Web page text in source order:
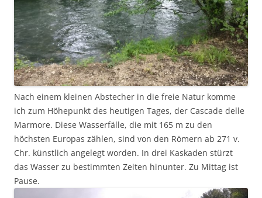
Nach einem kleinen Abstecher in die freie Natur komme
ich zum Höhepunkt des heutigen Tages, der Cascade delle
Marmore. Diese Wasserfälle, die mit 165 m zu den
höchsten Europas zählen, sind von den Römern ab 271 v.
Chr. künstlich angelegt worden. In drei Kaskaden stürzt
das Wasser zu bestimmten Zeiten hinunter. Zu Mittag ist
Pause.